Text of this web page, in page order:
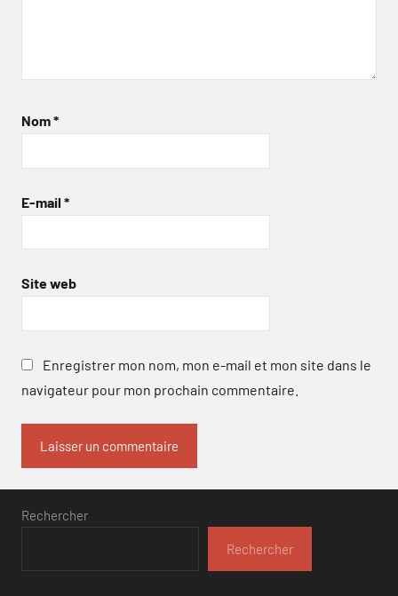
Nom*
E-mail *
Site web
Enregistrer mon nom, mon e-mail et mon site dans le
navigateur pour mon prochain commentaire.
Rechercher
Rechercher